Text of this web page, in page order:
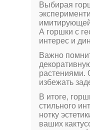
Выбирая
А горшки с
интерес и
Важно
растениями.
избежать
В итоге,
стильного
нотку
ваших